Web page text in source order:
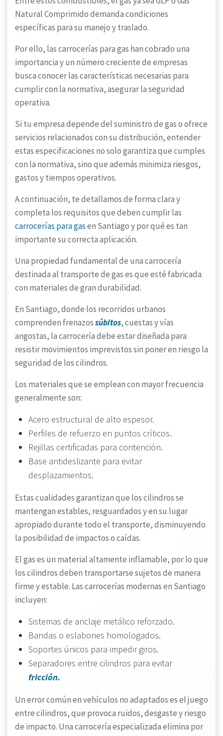
Natural Comprimido demanda condiciones
específicas para su manejo y traslado.
Por ello, las carrocerías para gas han cobrado una
importancia y un número creciente de empresas
busca conocer las características necesarias para
cumplir con la normativa, asegurar la seguridad
operativa.
Si tu empresa depende del suministro de gas o ofrece
servicios relacionados con su distribución, entender
estas especificaciones no solo garantiza que cumples
con la normativa, sino que además minimiza riesgos,
gastos y tiempos operativos.
A continuación, te detallamos de forma clara y
completa los requisitos que deben cumplir las
carrocerías para gasen Santiago y por qué es tan
importante su correcta aplicación.
Una propiedad fundamental de una carrocería
destinada al transporte de gas es que esté fabricada
con materiales de gran durabilidad.
En Santiago, donde los recorridos urbanos
comprenden frenazossúbitos, cuestas y vías
angostas, la carrocería debe estar diseñada para
resistir movimientos imprevistos sin poner en riesgo la
seguridad de los cilindros.
Los materiales que se emplean con mayor frecuencia
generalmente son:
Acero estructural de alto espesor.
Perfiles de refuerzo en puntos críticos.
Rejillas certificadas para contención.
Base antideslizante para evitar
desplazamientos.
Estas cualidades garantizan que los cilindros se
mantengan estables, resguardados y en su lugar
apropiado durante todo el transporte, disminuyendo
la posibilidad de impactos o caídas.
El gas es un material altamente inflamable, por lo que
los cilindros deben transportarse sujetos de manera
firme y estable. Las carrocerías modernas en Santiago
incluyen:
Sistemas de anclaje metálico reforzado.
Bandas o eslabones homologados.
Soportes únicos para impedir giros.
Separadores entre cilindros para evitar
fricción.
Un error común en vehículos no adaptados es el juego
entre cilindros, que provoca ruidos, desgaste y riesgo
de impacto. Una carrocería especializada elimina por